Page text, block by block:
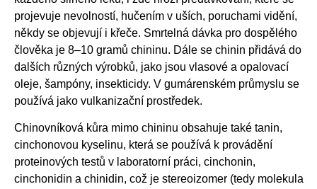
projevuje nevolností, hučením v uších, poruchami vidění,
někdy se objevují i křeče. Smrtelná dávka pro dospělého
člověka je 8–10 gramů chininu. Dále se chinin přidává do
dalších různých výrobků, jako jsou vlasové a opalovací
oleje, šampóny, insekticidy. V gumárenském průmyslu se
používá jako vulkanizační prostředek.
Chinovníková kůra mimo chininu obsahuje také tanin,
cinchonovou kyselinu, která se používá k provádění
proteinových testů v laboratorní práci, cinchonin,
cinchonidin a chinidin, což je stereoizomer (tedy molekula